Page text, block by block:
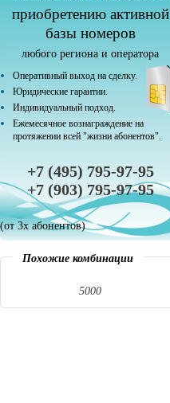
приобретению активной
базы номеров
любого региона и оператора
Оперативный выход на сделку.
Юридические гарантии.
Индивидуальный подход.
Ежемесячное вознаграждение на
протяжении всей "жизни абонентов".
+7 (495) 795-97-95
+7 (903) 795-97-95
(от 3х абонентов)
Похожие комбинации
5000